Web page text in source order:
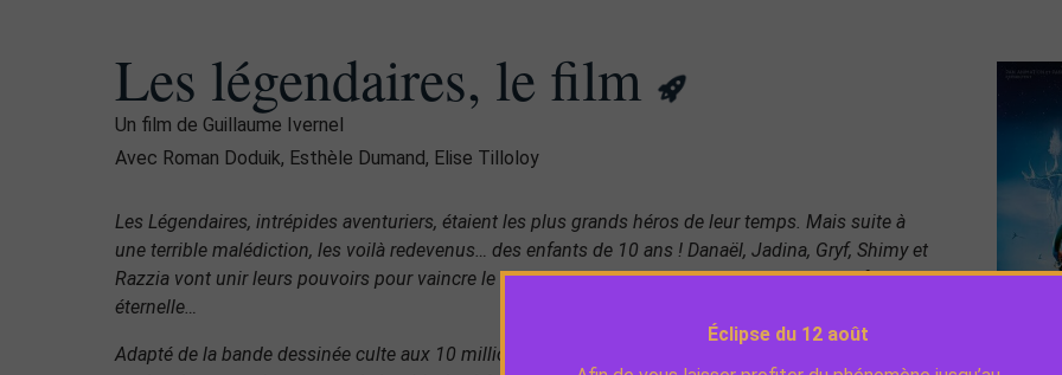
Les légendaires, le film
Un film de Guillaume Ivernel
Avec Roman Doduik, Esthèle Dumand, Elise Tilloloy
Les Légendaires, intrépides aventuriers, étaient les plus grands héros de leur temps. Mais suite à
une terrible malédiction, les voilà redevenus… des enfants de 10 ans ! Danaël, Jadina, Gryf, Shimy et
Razzia vont unir leurs pouvoirs pour vaincre le sorcier Darkhell et libérer leur planète de l’enfance
éternelle…
Adapté de la bande dessinée culte aux 10 millions d’exemplaires vendus(!) et plus ou moins basé
Éclipse du 12 août